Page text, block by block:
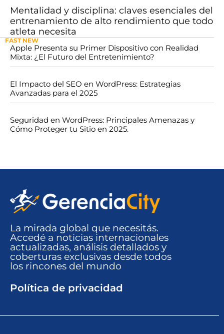
Mentalidad y disciplina: claves esenciales del
entrenamiento de alto rendimiento que todo
atleta necesita
FAST NEW
Apple Presenta su Primer Dispositivo con Realidad
Mixta: ¿El Futuro del Entretenimiento?
El Impacto del SEO en WordPress: Estrategias
Avanzadas para el 2025
Seguridad en WordPress: Principales Amenazas y
Cómo Proteger tu Sitio en 2025.
La mirada global que necesitás.
Accedé a noticias internacionales
actualizadas, análisis detallados y
coberturas exclusivas desde todos
los rincones del mundo​
Política de privacidad